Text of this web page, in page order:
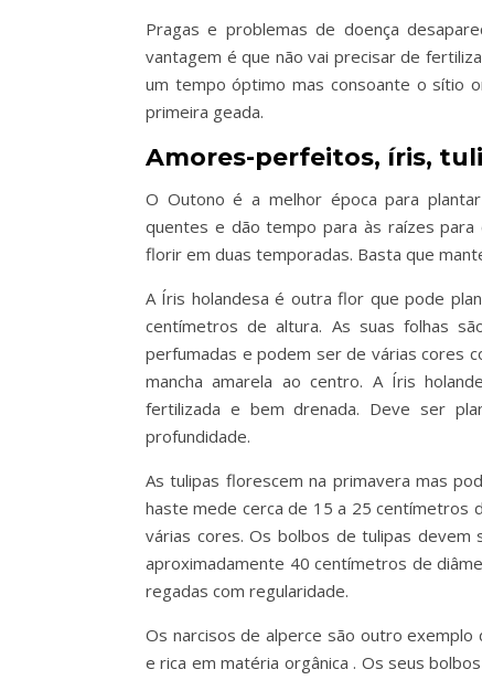
Pragas e problemas de doença
vantagem é que não vai precisar de
um tempo óptimo mas consoante o sítio
primeira geada.
Amores-perfeitos, íris,
O Outono é a melhor época para
quentes e dão tempo para às raízes
florir em duas temporadas. Basta que
A Íris holandesa é outra flor que pode
centímetros de altura. As suas folhas
perfumadas e podem ser de várias cores
mancha amarela ao centro. A Íris
fertilizada e bem drenada. Deve ser
profundidade.
As tulipas florescem na primavera mas
haste mede cerca de 15 a 25 centímetros
várias cores. Os bolbos de tulipas
aproximadamente 40 centímetros de
regadas com regularidade.
Os narcisos de alperce são outro
e rica em matéria orgânica . Os seus